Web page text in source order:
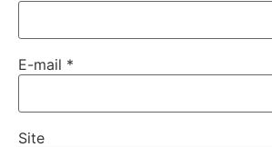
E-mail *
Site